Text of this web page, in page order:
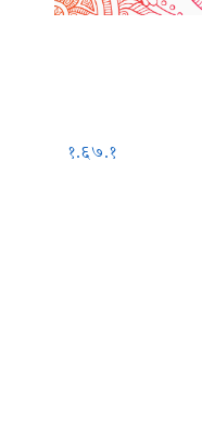
१.६७.१